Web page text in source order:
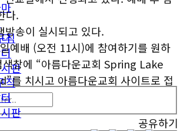
직
판
직
판
다.
방송이 실시되고 있다.
예배 (오전 11시)에 참여하기를 원하
색창에 “아름다운교회 Spring Lake
를 치시고 아름다운교회 사이트로 접
공유하기